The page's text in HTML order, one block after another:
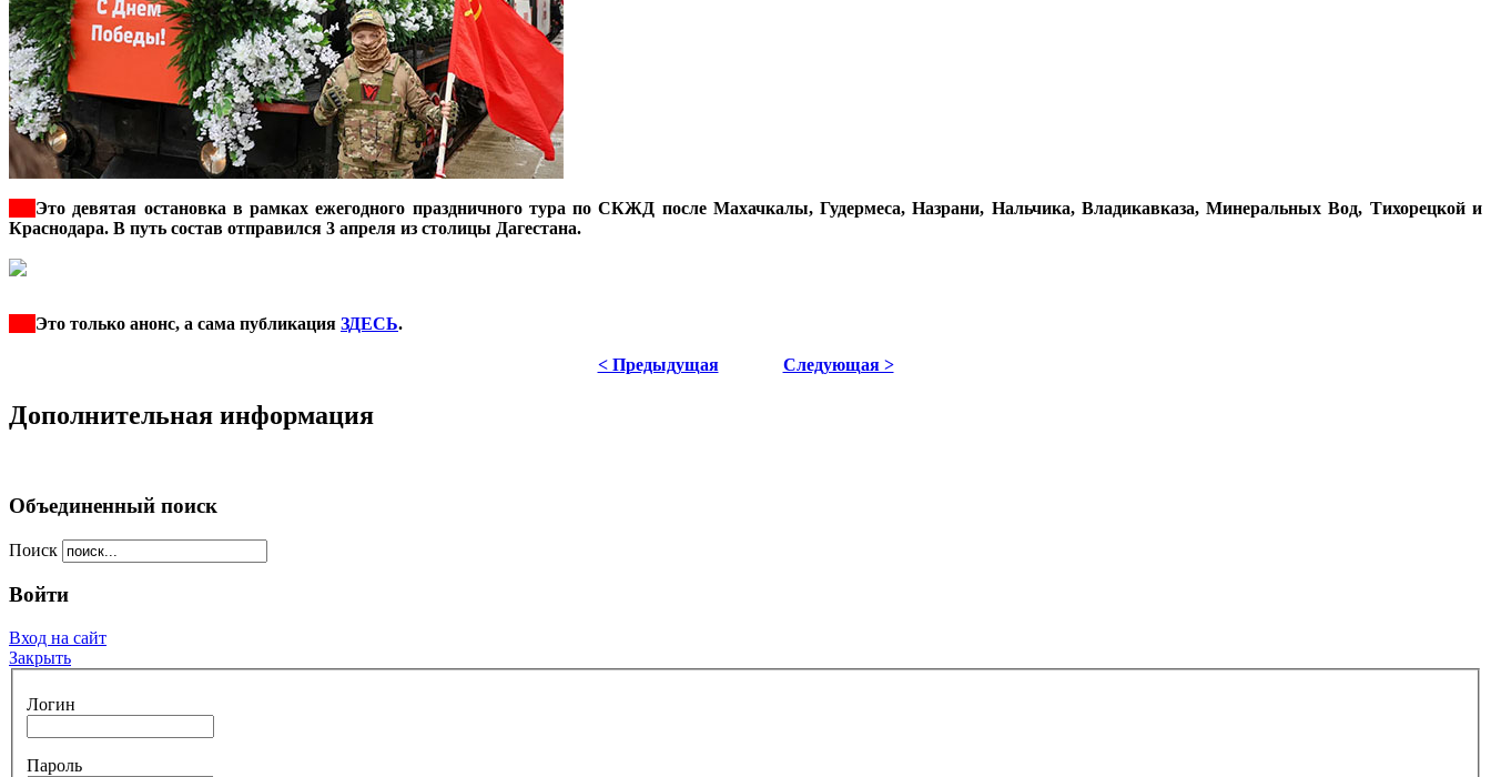
Это девятая остановка в рамках ежегодного праздничного тура по СКЖД после Махачкалы, Гудермеса, Назрани, Нальчика, Владикавказа, Минеральных Вод, Тихорецкой и
Краснодара. В путь состав отправился 3 апреля из столицы Дагестана.
Это только анонс, а сама публикация ЗДЕСЬ.
< Предыдущая Следующая >
Дополнительная информация
Объединенный поиск
Поиск
Войти
Вход на сайт
Закрыть
Логин
Пароль